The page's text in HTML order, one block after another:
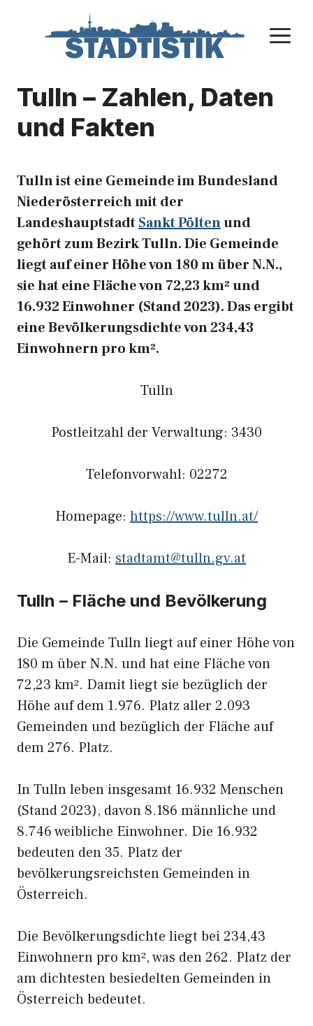
Tulln – Zahlen, Daten
und Fakten
Tulln ist eine Gemeinde im Bundesland
Niederösterreich mit der
LandeshauptstadtSankt Pöltenund
gehört zum Bezirk Tulln. Die Gemeinde
liegt auf einer Höhe von 180 m über N.N.,
sie hat eine Fläche von 72,23 km² und
16.932 Einwohner (Stand 2023). Das ergibt
eine Bevölkerungsdichte von 234,43
Einwohnern pro km².
Tulln
Postleitzahl der Verwaltung: 3430
Telefonvorwahl: 02272
Homepage: https://www.tulln.at/
E-Mail: stadtamt@tulln.gv.at
Tulln – Fläche und Bevölkerung
Die Gemeinde Tulln liegt auf einer Höhe von
180 m über N.N. und hat eine Fläche von
72,23 km². Damit liegt sie bezüglich der
Höhe auf dem 1.976. Platz aller 2.093
Gemeinden und bezüglich der Fläche auf
dem 276. Platz.
In Tulln leben insgesamt 16.932 Menschen
(Stand 2023), davon 8.186 männliche und
8.746 weibliche Einwohner. Die 16.932
bedeuten den 35. Platz der
bevölkerungsreichsten Gemeinden in
Österreich.
Die Bevölkerungsdichte liegt bei 234,43
Einwohnern pro km², was den 262. Platz der
am dichtesten besiedelten Gemeinden in
Österreich bedeutet.